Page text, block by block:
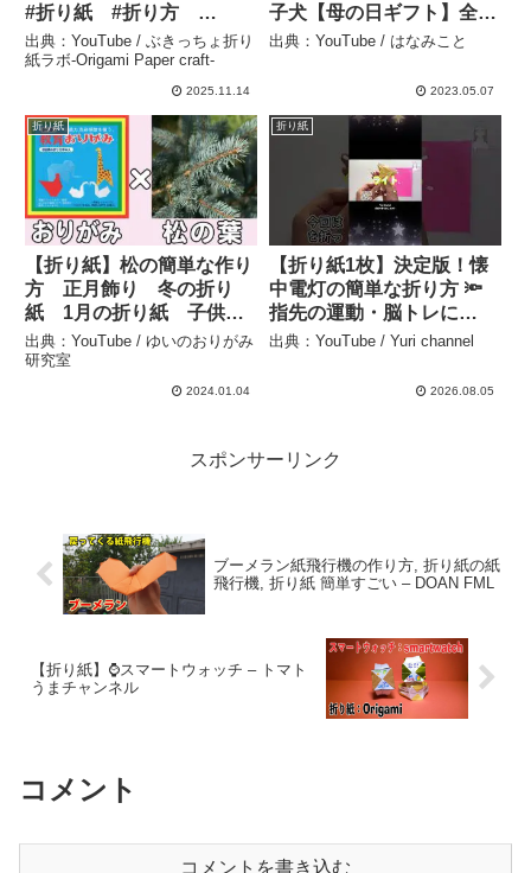
#折り紙 #折り方
#origami #簡単 #easy
#xmas #christmas #クリ
スマス VOICE VOX:雨晴は
ボ-Origami Paper craft-
出典：YouTube / ぶきっちょ折り
紙ラボ-Origami Paper craft-
2025.11.14
子犬【母の日ギフト】全部
100均！Mother’s Day,
Origami, paper craft – は
出典：YouTube / はなみこと
2023.05.07
折り紙
【折り紙】松の簡単な作り
方 正月飾り 冬の折り
紙 1月の折り紙 子供で
も作れる難しくない折り方
【おりがみ】 – ゆいのおり
出典：YouTube / ゆいのおりがみ
研究室
2024.01.04
折り紙
【折り紙1枚】決定版！懐
中電灯の簡単な折り方 🔦
指先の運動・脳トレに
How to make paper
摺紙 | 종이접기 ライト –
出典：YouTube / Yuri channel
2026.08.05
スポンサーリンク
ブーメラン紙飛行機の作り方, 折り紙の紙
飛行機, 折り紙 簡単すごい – DOAN FML
【折り紙】⌚スマートウォッチ – トマト
うまチャンネル
コメント
コメントを書き込む